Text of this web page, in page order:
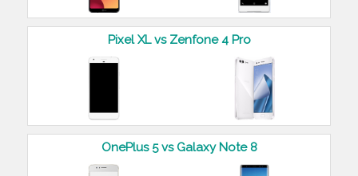
Pixel XL vs Zenfone 4 Pro
OnePlus 5 vs Galaxy Note 8